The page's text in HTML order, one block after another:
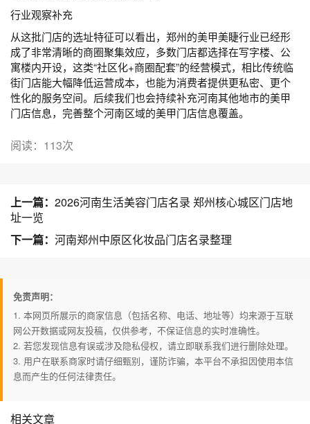
行业观察补充
从这批门店的选址特征可以看出，郑州的美甲美睫行业已经形
成了非常清晰的商圈聚集效应，多数门店都选择在写字楼、公
寓楼内开设，这类“社区化+商圈配套”的经营模式，相比传统临
街门店能大幅降低运营成本，也能为消费者提供更私密、更个
性化的服务空间。后续我们也会持续补充河南其他地市的美甲
门店信息，完善整个河南区域的美甲门店信息覆盖。
阅读：113次
上一篇： 2026河南生活美容门店名录 郑州核心城区门店地
址一览
下一篇： 河南郑州中原区化妆品门店名录整理
免责声明：
1. 本网页所展示的商家信息（包括名称、电话、地址等）均来源于互联
网公开数据或网友投稿，仅供参考，不保证信息的实时准确性。
2. 若您发现信息有误或涉及隐私侵权，请立即联系我们进行删除处理。
3. 用户在联系商家时请仔细甄别，谨防诈骗，本平台不承担因使用本信
息而产生的任何法律责任。
相关文章